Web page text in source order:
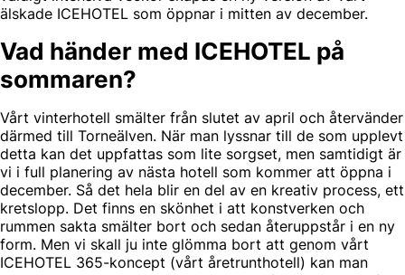
älskade ICEHOTEL som öppnar i mitten av december.
Vad händer med ICEHOTEL på
sommaren?
Vårt vinterhotell smälter från slutet av april och återvänder
därmed till Torneälven. När man lyssnar till de som upplevt
detta kan det uppfattas som lite sorgset, men samtidigt är
vi i full planering av nästa hotell som kommer att öppna i
december. Så det hela blir en del av en kreativ process, ett
kretslopp. Det finns en skönhet i att konstverken och
rummen sakta smälter bort och sedan återuppstår i en ny
form. Men vi skall ju inte glömma bort att genom vårt
ICEHOTEL 365-koncept (vårt åretrunthotell) kan man